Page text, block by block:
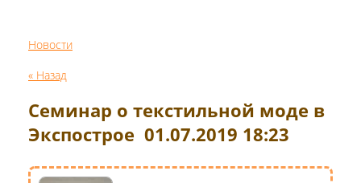
Новости
« Назад
Семинар о текстильной моде в
Экспострое 01.07.2019 18:23